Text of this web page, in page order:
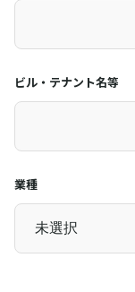
ビル・テナント名等
業種